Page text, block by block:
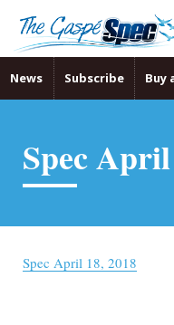
News Subscribe Buy
Spec
Spec April 18, 2018